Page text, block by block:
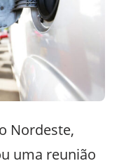
Nordeste,
uma reunião